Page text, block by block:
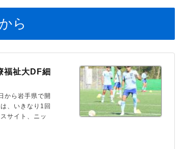
ら
福祉大DF細
から岩手県で開
、いきなり1回
サイト、ニッ